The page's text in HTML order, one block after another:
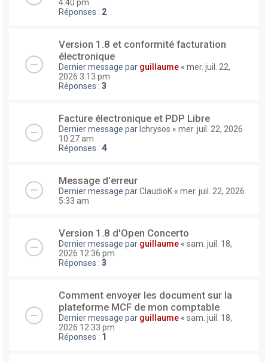
4:40 pm
Réponses : 2
Version 1.8 et conformité facturation
électronique
Dernier message par guillaume « mer. juil. 22,
2026 3:13 pm
Réponses : 3
Facture électronique et PDP Libre
Dernier message par lchrysos « mer. juil. 22, 2026
10:27 am
Réponses : 4
Message d'erreur
Dernier message parClaudioK « mer. juil. 22, 2026
5:33 am
Version 1.8 d'Open Concerto
Dernier message par guillaume « sam. juil. 18,
2026 12:36 pm
Réponses : 3
Comment envoyer les document sur la
plateforme MCF de mon comptable
Dernier message par guillaume « sam. juil. 18,
2026 12:33 pm
Réponses : 1